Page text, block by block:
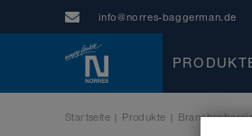
info@norres-baggerman.de
Startseite | Produkte |